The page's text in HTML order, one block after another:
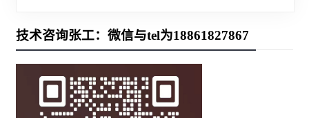
技术咨询张工：微信与tel为18861827867